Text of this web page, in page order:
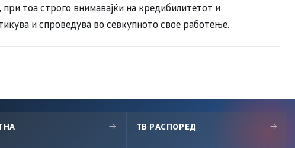
тоа строго внимавајќи на кредибилитетот и
и спроведува во севкупното свое работење.
→ ТВ РАСПОРЕД →